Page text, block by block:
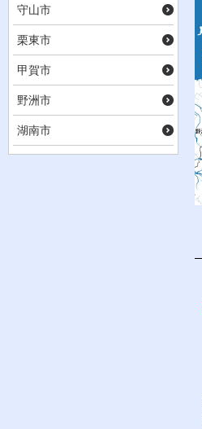
守山市
栗東市
甲賀市
野洲市
湖南市